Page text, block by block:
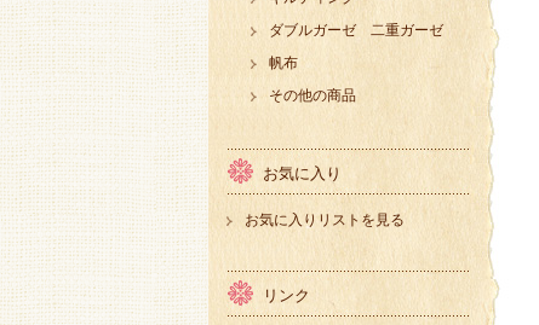
ダブルガーゼ 二重ガーゼ
帆布
その他の商品
お気に入り
お気に入りリストを見る
リンク